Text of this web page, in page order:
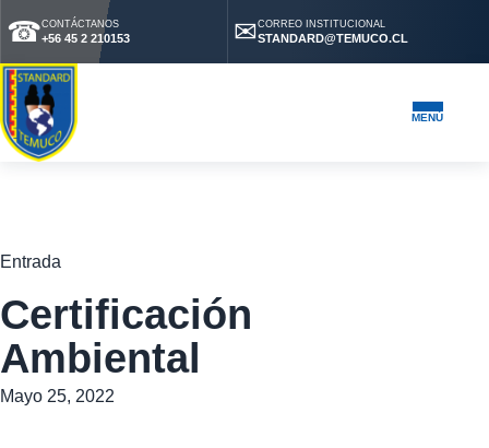
☎CONTÁCTANOS
+56 45 2 210153 ✉CORREO INSTITUCIONAL
STANDARD@TEMUCO.CL
MENÚ
Entrada
Certificación
Ambiental
Mayo 25, 2022